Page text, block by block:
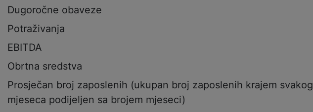
Dugoročne obaveze
Potraživanja
EBITDA
Obrtna sredstva
Prosječan broj zaposlenih (ukupan broj zaposlenih krajem svakog
mjeseca podijeljen sa brojem mjeseci)